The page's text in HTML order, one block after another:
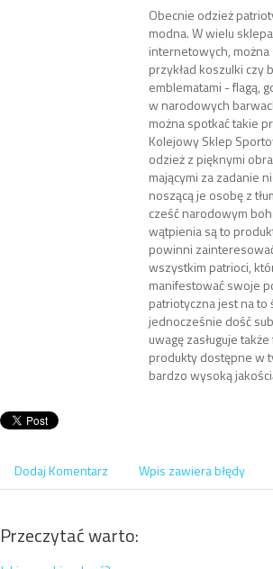
Obecnie odzież
modna. W wielu
internetowych,
przykład koszulki czy
emblematami - flagą,
w narodowych
można spotkać takie
Kolejowy Sklep
odzież z pięknymi
mającymi za zadanie
noszącą je osobę z
cześć narodowym
wątpienia są to
powinni
wszystkim patrioci,
manifestować swoje
patriotyczna jest na to
jednocześnie dość
uwagę zasługuje
produkty dostępne w
bardzo wysoką
Dodaj Komentarz Wpis zawiera błędy
Przeczytać warto: